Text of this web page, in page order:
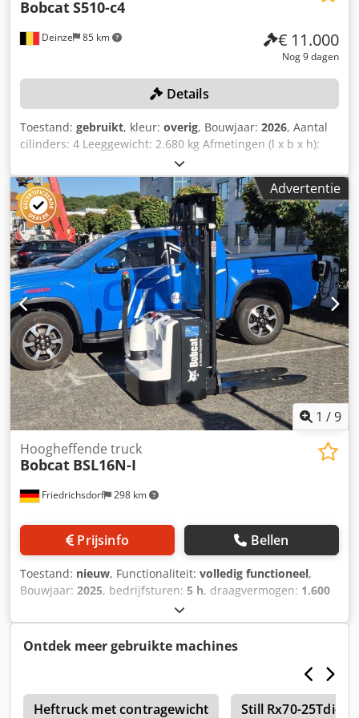
Deinze 85 km
BobcatS510-c4
€ 11.000
Nog 9 dagen
Details
Toestand: gebruikt, kleur: overig, Bouwjaar: 2026, Aantal
cilinders: 4 Leeggewicht: 2.680 kg Afmetingen (l x b x h):
337 x 172 x 197 cm Snelwisselsysteem: Ja Djdpfx Ajzrv
Ulsmtokr Eigen gewicht: 2680 kg Transportafmetingen:
3378 x 1727 x 1972 mm Motormerk en -type: Kubota V2403
Vermogen: 36,5 kW / 48,9 pk Cilinders: 4 Bandenmaat:
voor- en achterbanden: 30×10-16 Bakbreedte: 1730 mm
Uitvoering: mechanische snelwissel Extra functie: Geen CE-
keuring of registratie Geen documentatie
Advertentie
1 /9
Friedrichsdorf 298 km
Hoogheffende truck
Bobcat BSL16N-I
Prijsinfo Bellen
Toestand: nieuw, Functionaliteit: volledig functioneel,
Bouwjaar: 2025, bedrijfsturen: 5 h, draagvermogen: 1.600
, vrije hefhoogte:
brandstoftype:elektrisch, masttype:triplex, bouwhoogte:
2.108 mm , vorklengte:1.150 mm, leeggewicht:
1.964 mm
, Palletwagen Laadcentrum: 600
Vorkbreedte: 560 mm Masttype: Triplex Staat: Nieuw
Dkodpfx Amswi Acgstjr Technische staat: Nieuw Type
Ontdek meer gebruikte machines
Heftruck met contragewicht Still Rx70-25Tdi-Pd